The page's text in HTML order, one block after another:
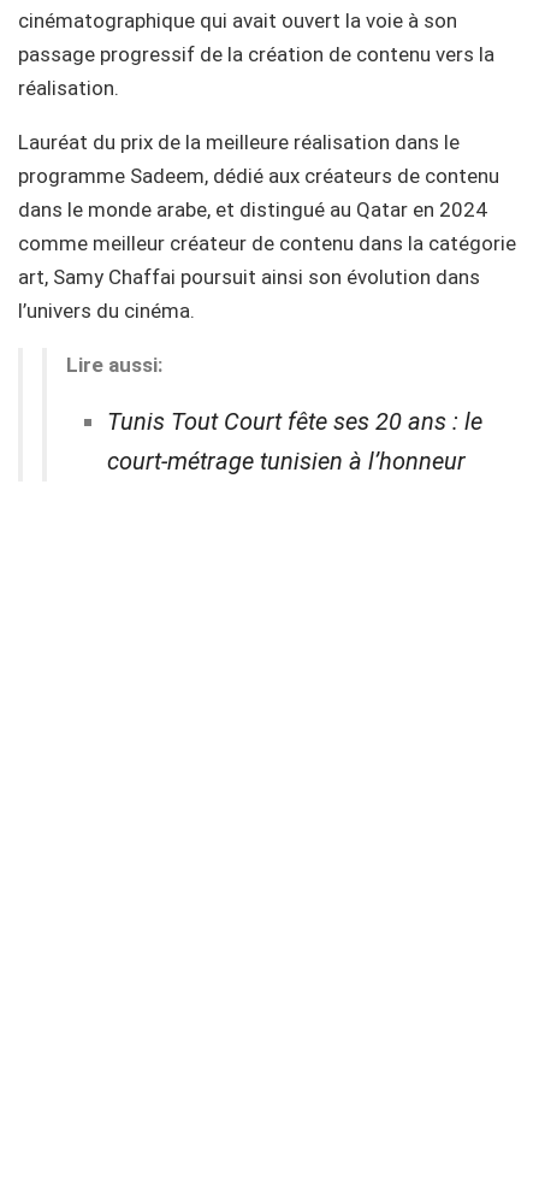
cinématographique qui avait ouvert la voie à son
passage progressif de la création de contenu vers la
réalisation.
Lauréat du prix de la meilleure réalisation dans le
programme Sadeem, dédié aux créateurs de contenu
dans le monde arabe, et distingué au Qatar en 2024
comme meilleur créateur de contenu dans la catégorie
art, Samy Chaffai poursuit ainsi son évolution dans
l’univers du cinéma.
Lire aussi:
Tunis Tout Court fête ses 20 ans : le
court-métrage tunisien à l’honneur